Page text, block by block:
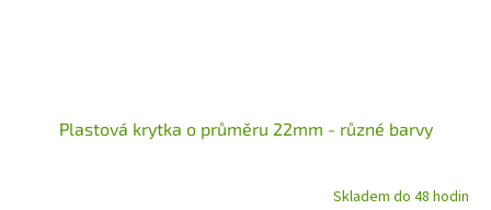
Plastová krytka o průměru 22mm - různé barvy
Skladem do 48 hodin